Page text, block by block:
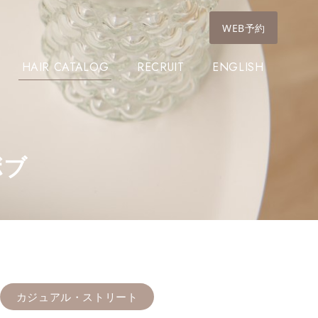
カジュアル・ストリート
WEB予約
HAIR CATALOG RECRUIT ENGLISH